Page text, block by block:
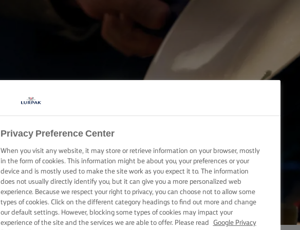
ΣΥΝΤΑΓΕΣ
Privacy Preference Center
When you visit any website, it may store or retrieve information on your browser, mostly
in the form of cookies. This information might be about you, your preferences or your
device and is mostly used to make the site work as you expect it to. The information
does not usually directly identify you, but it can give you a more personalized web
experience. Because we respect your right to privacy, you can choose not to allow some
types of cookies. Click on the different category headings to find out more and change
our default settings. However, blocking some types of cookies may impact your
experience of the site and the services we are able to offer. Please read
Google Privacy